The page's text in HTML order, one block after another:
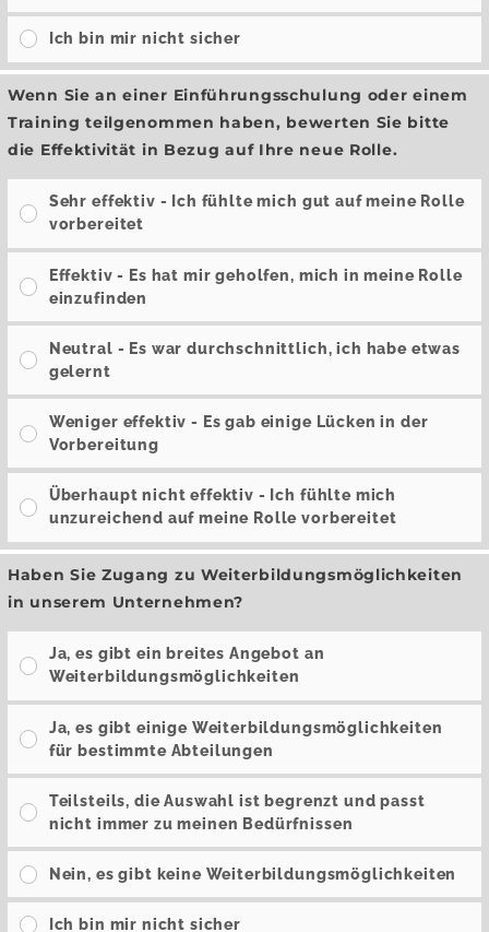
Ich bin mir nicht sicher
Wenn Sie an einer Einführungsschulung oder einem
Training teilgenommen haben, bewerten Sie bitte
die Effektivität in Bezug auf Ihre neue Rolle.
Sehr effektiv - Ich fühlte mich gut auf meine Rolle
vorbereitet
Effektiv - Es hat mir geholfen, mich in meine Rolle
einzufinden
Neutral - Es war durchschnittlich, ich habe etwas
gelernt
Weniger effektiv - Es gab einige Lücken in der
Vorbereitung
Überhaupt nicht effektiv - Ich fühlte mich
unzureichend auf meine Rolle vorbereitet
Haben Sie Zugang zu Weiterbildungsmöglichkeiten
in unserem Unternehmen?
Ja, es gibt ein breites Angebot an
Weiterbildungsmöglichkeiten
Ja, es gibt einige Weiterbildungsmöglichkeiten
für bestimmte Abteilungen
Teilsteils, die Auswahl ist begrenzt und passt
nicht immer zu meinen Bedürfnissen
Nein, es gibt keine Weiterbildungsmöglichkeiten
Ich bin mir nicht sicher